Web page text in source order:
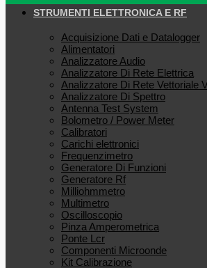
STRUMENTI ELETTRONICA E RF
Acquisizione Dati e Datalogger
Alimentatori
Analizzatore Audio
Analizzatore Di Rete Elettrica
Analizzatore Di Rete Vettoriale
Analizzatore Di Spettro
Antenna Test System
Bolometro / Power Meter
Calibratori
Carichi elettronici
Frequenzimetro
Generatore Di Funzioni
Generatore Rf
Milliohmmetro
Multimetro
Oscilloscopio
Pinza Amperometrica
Ponte Lcr
Componenti Microonde
Kit Calibrazione